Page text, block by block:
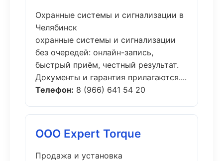
Охранные системы и сигнализации в
Челябинск
охранные системы и сигнализации
без очередей: онлайн-запись,
быстрый приём, честный результат.
Документы и гарантия прилагаются....
Телефон: 8 (966) 641 54 20
ООО Expert Torque
Продажа и установка